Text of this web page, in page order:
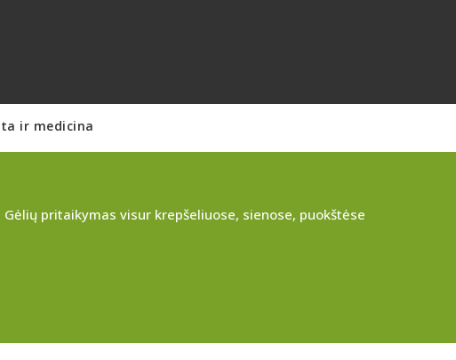
ir medicina
Gėlių pritaikymas visur krepšeliuose, sienose, puokštėse